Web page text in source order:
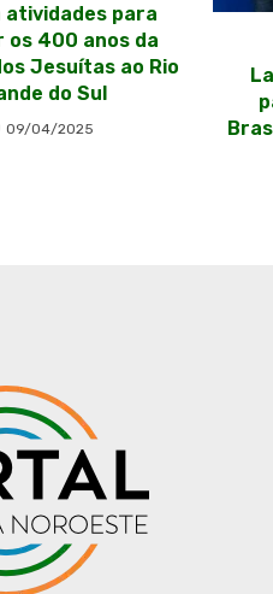
atividades para
os 400 anos da
Jesuítas ao Rio
do Sul
09/04/2025